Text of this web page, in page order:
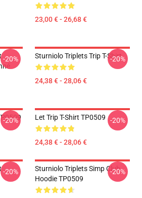
23,00 € - 26,68 €
-20% Sturniolo Triplets Trip T-Shirt
24,38 € - 28,06 €
-20%
-20% Let Trip T-Shirt TP0509
24,38 € - 28,06 €
-20%
-20%
Sturniolo Triplets Simp Club
Hoodie TP0509
-20%